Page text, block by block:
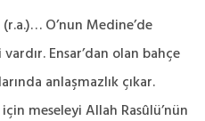
O’nun Medine’de
Ensar’dan olan bahçe
anlaşmazlık çıkar.
meseleyi Allah Rasûlü’nün